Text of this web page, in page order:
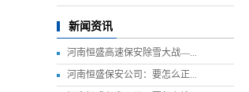
新闻资讯
河南恒盛高速保安除雪大战—...
河南恒盛保安公司：要怎么正...